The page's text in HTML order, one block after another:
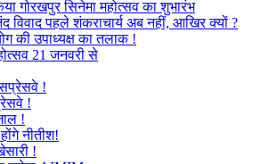
गोरखपुर सिनेमा महोत्सव का शुभारंभ
विवाद पहले शंकराचार्य अब नहीं, आखिर क्यों ?
की उपाध्यक्ष का तलाक !
21 जनवरी से
!
!
!
नीतीश!
!